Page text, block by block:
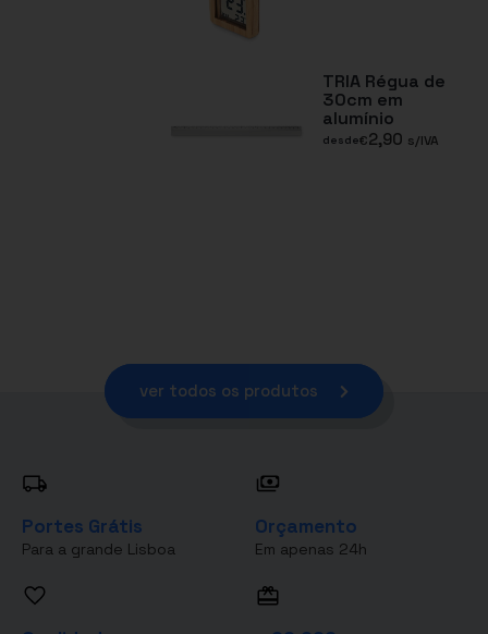
TRIA Régua de
30cm em
alumínio
desde€2,90 s/IVA
ver todos os produtos
Portes Grátis
Para a grande Lisboa
Orçamento
Em apenas 24h